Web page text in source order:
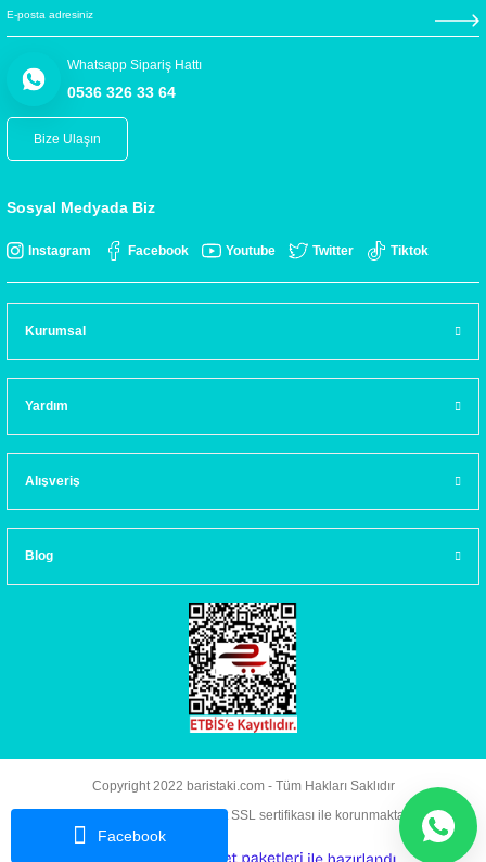
Facebook
Whatsapp Sipariş Hattı
0536 326 33 64
Bize Ulaşın
Sosyal Medyada Biz
Instagram Facebook Youtube Twitter Tiktok
Kurumsal
Yardım
Alışveriş
Blog
Copyright 2022 baristaki.com - Tüm Hakları Saklıdır
Kredi kartı bilgileriniz 256bit SSL sertifikası ile korunmaktadır.
e- ile